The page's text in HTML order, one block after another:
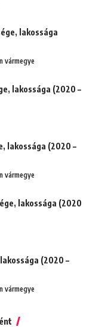
lakossága
vármegye
lakossága (2020 –
lakossága (2020 –
vármegye
lakossága (2020
(2020 –
vármegye